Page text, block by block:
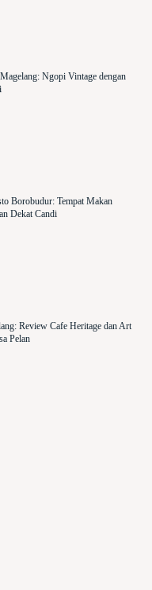
Ngopi Vintage dengan
Borobudur: Tempat Makan
Dekat Candi
Review Cafe Heritage dan Art
Pelan